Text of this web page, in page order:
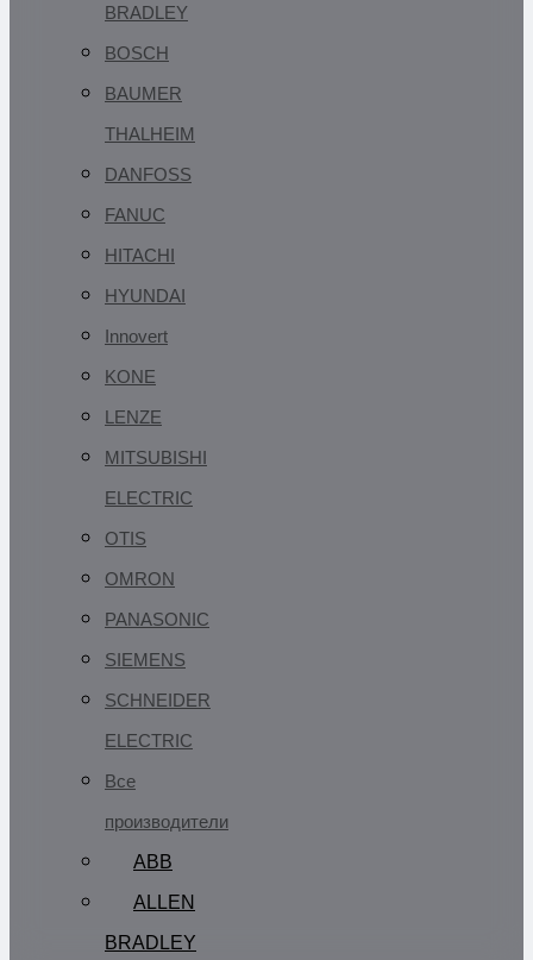
BRADLEY
BOSCH
BAUMER
THALHEIM
DANFOSS
FANUC
HITACHI
HYUNDAI
Innovert
KONE
LENZE
MITSUBISHI
ELECTRIC
OTIS
OMRON
PANASONIC
SIEMENS
SCHNEIDER
ELECTRIC
Все
производители
ABB
ALLEN
BRADLEY